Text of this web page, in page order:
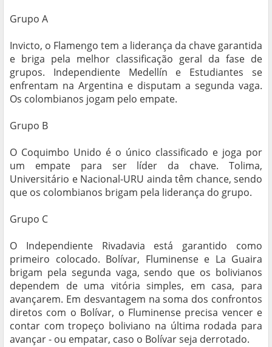
Grupo A
Invicto, o Flamengo tem a liderança da chave garantida
e briga pela melhor classificação geral da fase de
grupos. Independiente Medellín e Estudiantes se
enfrentam na Argentina e disputam a segunda vaga.
Os colombianos jogam pelo empate.
Grupo B
O Coquimbo Unido é o único classificado e joga por
um empate para ser líder da chave. Tolima,
Universitário e Nacional-URU ainda têm chance, sendo
que os colombianos brigam pela liderança do grupo.
Grupo C
O Independiente Rivadavia está garantido como
primeiro colocado. Bolívar, Fluminense e La Guaira
brigam pela segunda vaga, sendo que os bolivianos
dependem de uma vitória simples, em casa, para
avançarem. Em desvantagem na soma dos confrontos
diretos com o Bolívar, o Fluminense precisa vencer e
contar com tropeço boliviano na última rodada para
avançar - ou empatar, caso o Bolívar seja derrotado.